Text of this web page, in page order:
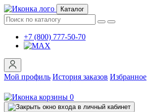
Каталог
+7 (800) 777-50-70
Мой профиль История заказов Избранное
0